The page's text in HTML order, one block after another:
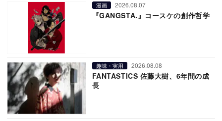
漫画 2026.08.07
『GANGSTA.』コースケの創作哲学
趣味・実用 2026.08.08
FANTASTICS 佐藤大樹、6年間の成
長